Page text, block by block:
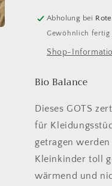
Abholung bei
Gewöhnlich fertig
Shop-
Bio Balance
Dieses GOTS
für
getragen
Kleinkinder toll
wärmend und